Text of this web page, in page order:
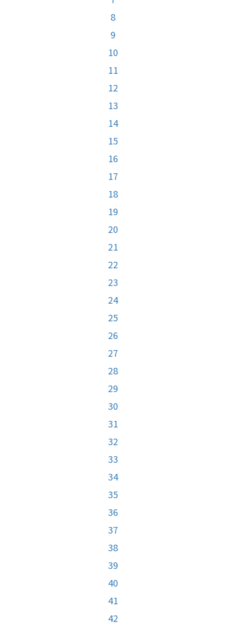
8
9
10
11
12
13
14
15
16
17
18
19
20
21
22
23
24
25
26
27
28
29
30
31
32
33
34
35
36
37
38
39
40
41
42